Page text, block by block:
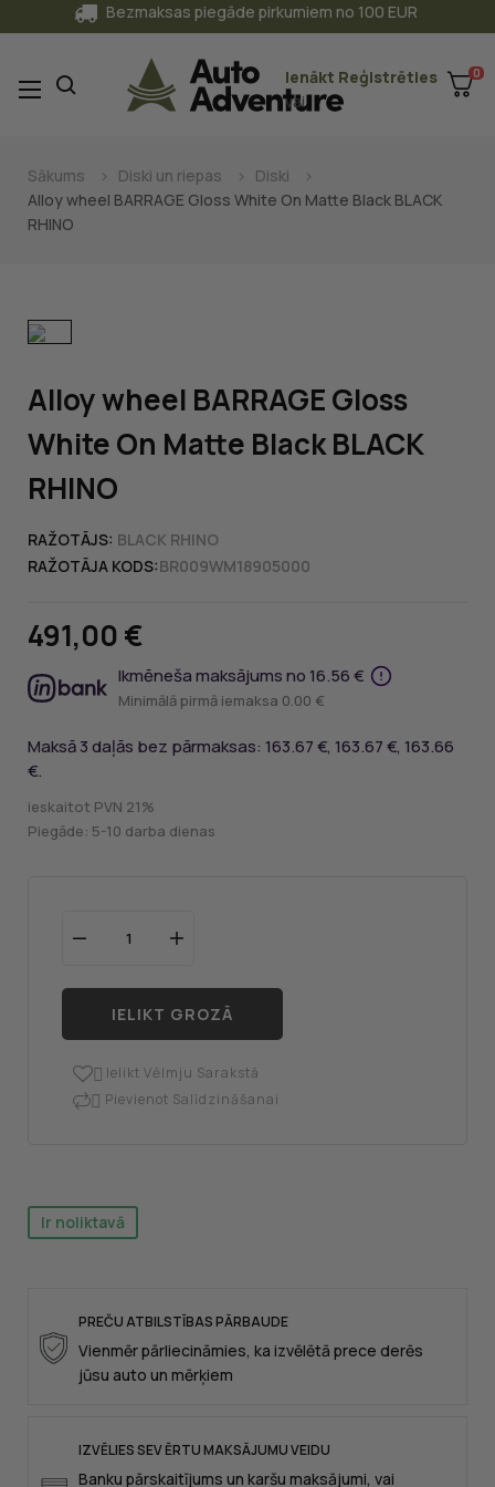
Bezmaksas piegāde pirkumiem no 100 EUR
Ienākt
vai
Reģistrēties 0
Toggle
navigation
☰
Sākums Diski un riepas
Diski
Alloy wheel BARRAGE Gloss White On Matte Black BLACK
RHINO
Alloy wheel BARRAGE Gloss
White On Matte Black BLACK
RHINO
RAŽOTĀJS: BLACK RHINO
RAŽOTĀJA KODS:BR009WM18905000
491,00 €
Ikmēneša maksājums no 16.56 €
Minimālā pirmā iemaksa 0.00 €
Maksā 3 daļās bez pārmaksas: 163.67 €, 163.67 €, 163.66
€.
ieskaitot PVN 21%
Piegāde: 5-10 darba dienas
IELIKT GROZĀ
 Ielikt Vēlmju Sarakstā
 Pievienot Salīdzināšanai
Ir noliktavā
PREČU ATBILSTĪBAS PĀRBAUDE
Vienmēr pārliecināmies, ka izvēlētā prece derēs
jūsu auto un mērķiem
IZVĒLIES SEV ĒRTU MAKSĀJUMU VEIDU
Banku pārskaitījums un karšu maksājumi, vai